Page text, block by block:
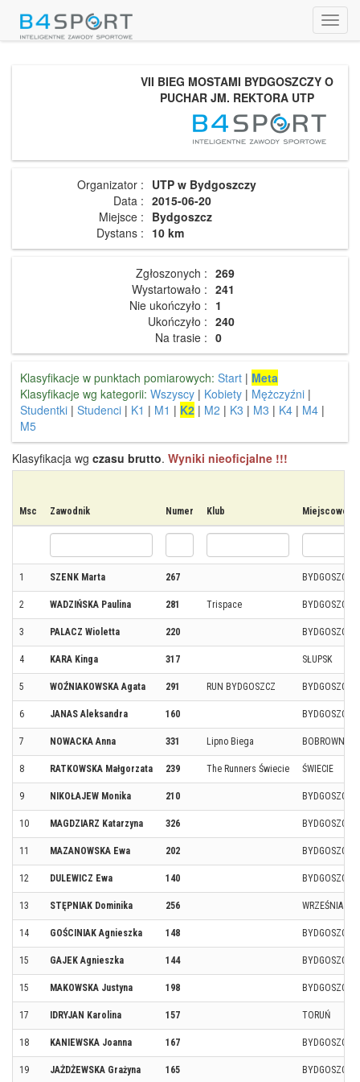
VII BIEG MOSTAMI BYDGOSZCZY O
PUCHAR JM. REKTORA UTP
Organizator : UTP w Bydgoszczy
Data : 2015-06-20
Miejsce : Bydgoszcz
Dystans : 10 km
Zgłoszonych : 269
Wystartowało : 241
Nie ukończyło : 1
Ukończyło : 240
Na trasie : 0
Klasyfikacje w punktach pomiarowych: Start | Meta
Klasyfikacje wg kategorii: Wszyscy | Kobiety | Mężczyźni |
Studentki | Studenci | K1 | M1 | K2 | M2 | K3 | M3 | K4 | M4 |
M5
Klasyfikacja wg czasu brutto. Wyniki nieoficjalne !!!
Msc Zawodnik Numer Klub Miejscowość
1 SZENK Marta 267 BYDGOSZCZ
2 WADZIŃSKA Paulina 281 Trispace BYDGOSZCZ
3 PALACZ Wioletta 220 BYDGOSZCZ
4 KARA Kinga 317 SŁUPSK
5 WOŹNIAKOWSKA Agata 291 RUN BYDGOSZCZ BYDGOSZCZ
6 JANAS Aleksandra 160 BYDGOSZCZ
7 NOWACKA Anna 331 Lipno Biega BOBROWNIKI
8 RATKOWSKA Małgorzata 239 The Runners Świecie ŚWIECIE
9 NIKOŁAJEW Monika 210 BYDGOSZCZ
10 MAGDZIARZ Katarzyna 326 BYDGOSZCZ
11 MAZANOWSKA Ewa 202 BYDGOSZCZ
12 DULEWICZ Ewa 140 BYDGOSZCZ
13 STĘPNIAK Dominika 256 WRZEŚNIA
14 GOŚCINIAK Agnieszka 148 BYDGOSZCZ
15 GAJEK Agnieszka 144 BYDGOSZCZ
15 MAKOWSKA Justyna 198 BYDGOSZCZ
17 IDRYJAN Karolina 157 TORUŃ
18 KANIEWSKA Joanna 167 BYDGOSZCZ
19 JAŻDŻEWSKA Grażyna 165 BYDGOSZCZ